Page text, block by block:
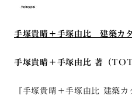
手塚貴晴＋手塚由比 建築カ
手塚貴晴＋手塚由比 著（
『手塚貴晴＋手塚由比 建築